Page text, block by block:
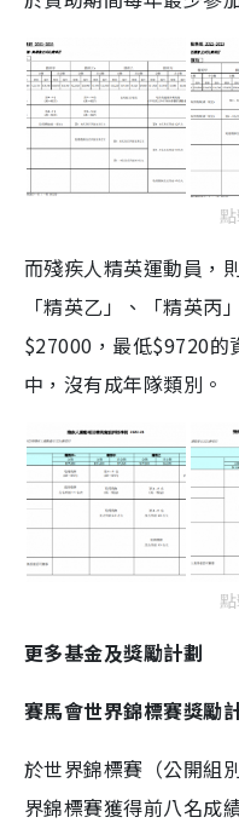
而殘疾人精英運動員，
「精英乙」、「精英丙
$27000，最低$9720的
中，沒有成年隊類別。
更多基金及獎勵計劃
賽馬會世界錦標賽獎勵
於世界錦標賽（公開組
界錦標賽獲得前八名成